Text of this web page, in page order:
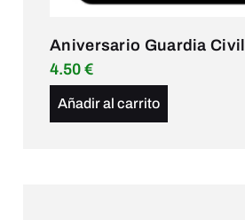
Aniversario Guardia Civil
4.50 €
Añadir al carrito